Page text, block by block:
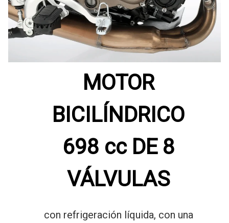
MOTOR
BICILÍNDRICO
698 cc DE 8
VÁLVULAS
con refrigeración líquida, con una